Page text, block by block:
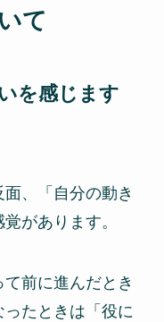
て
を感じます
、「自分の動き
があります。
前に進んだとき
たときは「役に